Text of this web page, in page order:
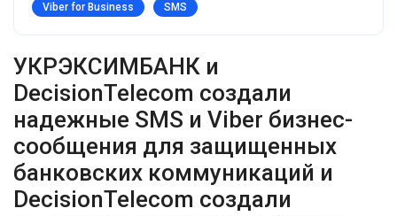
Viber for Business SMS
УКРЭКСИМБАНК и
DecisionTelecom создали
надежные SMS и Viber бизнес-
сообщения для защищенных
банковских коммуникаций и
DecisionTelecom создали